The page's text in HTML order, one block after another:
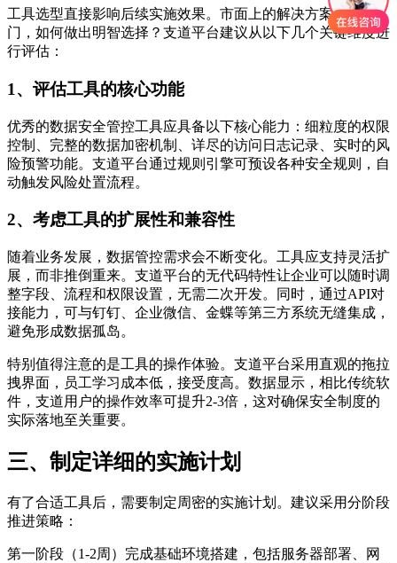
工具选型直接影响后续实施效果。市面上的解决方案五花八
门，如何做出明智选择？支道平台建议从以下几个关键维度进
行评估：
1、评估工具的核心功能
优秀的数据安全管控工具应具备以下核心能力：细粒度的权限
控制、完整的数据加密机制、详尽的访问日志记录、实时的风
险预警功能。支道平台通过规则引擎可预设各种安全规则，自
动触发风险处置流程。
2、考虑工具的扩展性和兼容性
随着业务发展，数据管控需求会不断变化。工具应支持灵活扩
展，而非推倒重来。支道平台的无代码特性让企业可以随时调
整字段、流程和权限设置，无需二次开发。同时，通过API对
接能力，可与钉钉、企业微信、金蝶等第三方系统无缝集成，
避免形成数据孤岛。
特别值得注意的是工具的操作体验。支道平台采用直观的拖拉
拽界面，员工学习成本低，接受度高。数据显示，相比传统软
件，支道用户的操作效率可提升2-3倍，这对确保安全制度的
实际落地至关重要。
三、制定详细的实施计划
有了合适工具后，需要制定周密的实施计划。建议采用分阶段
推进策略：
第一阶段（1-2周）完成基础环境搭建，包括服务器部署、网